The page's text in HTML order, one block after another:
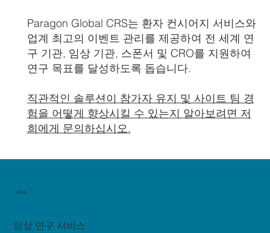
임상 연구 서비스
서비스
Paragon Global CRS는 환자 컨시어지 서비스와
업계 최고의 이벤트 관리를 제공하여 전 세계 연
구 기관, 임상 기관, 스폰서 및 CRO를 지원하여
연구 목표를 달성하도록 돕습니다.
직관적인 솔루션이 참가자 유지 및 사이트 팀 경
험을 어떻게 향상시킬 수 있는지 알아보려면 저
희에게 문의하십시오.